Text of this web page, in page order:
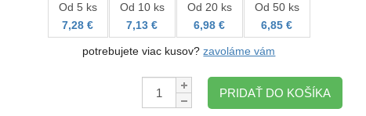
Od 5 ks
7,28 €
Od 10 ks
7,13 €
Od 20 ks
6,98 €
Od 50 ks
6,85 €
potrebujete viac kusov?zavoláme vám
Množstvo:
PRIDAŤ DO KOŠÍKA